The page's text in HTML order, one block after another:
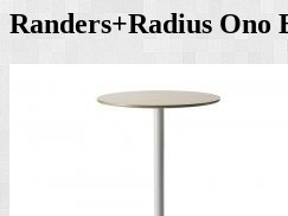
Randers+Radius Ono